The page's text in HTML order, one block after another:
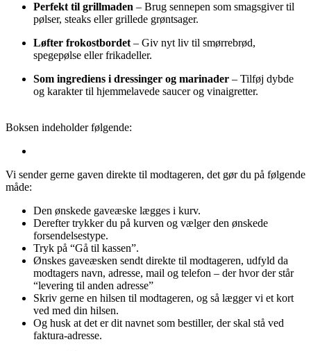
Perfekt til grillmaden – Brug sennepen som smagsgiver til
pølser, steaks eller grillede grøntsager.
Løfter frokostbordet – Giv nyt liv til smørrebrød,
spegepølse eller frikadeller.
Som ingrediens i dressinger og marinader – Tilføj dybde
og karakter til hjemmelavede saucer og vinaigretter.
Boksen indeholder følgende:
Vi sender gerne gaven direkte til modtageren, det gør du på følgende
måde:
Den ønskede gaveæske lægges i kurv.
Derefter trykker du på kurven og vælger den ønskede
forsendelsestype.
Tryk på “Gå til kassen”.
Ønskes gaveæsken sendt direkte til modtageren, udfyld da
modtagers navn, adresse, mail og telefon – der hvor der står
“levering til anden adresse”
Skriv gerne en hilsen til modtageren, og så lægger vi et kort
ved med din hilsen.
Og husk at det er dit navnet som bestiller, der skal stå ved
faktura-adresse.